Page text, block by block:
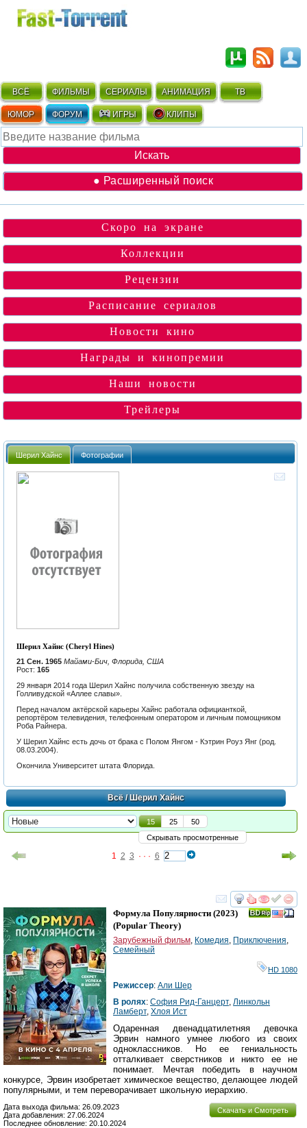
ВСЁ ФИЛЬМЫ СЕРИАЛЫ АНИМАЦИЯ ТВ
ЮМОР ФОРУМ ИГРЫ КЛИПЫ
● Расширенный поиск
Скоро на экране
Коллекции
Рецензии
Расписание сериалов
Новости кино
Награды и кинопремии
Наши новости
Трейлеры
Шерил Хайнс Фотографии
Шерил Хайнс (Cheryl Hines)
21 Сен. 1965 Майами-Бич, Флорида, США
Рост: 165
29 января 2014 года Шерил Хайнс получила собственную звезду на
Голливудской «Аллее славы».
Перед началом актёрской карьеры Хайнс работала официанткой,
репортёром телевидения, телефонным оператором и личным помощником
Роба Райнера.
У Шерил Хайнс есть дочь от брака с Полом Янгом - Кэтрин Роуз Янг (род.
08.03.2004).
Окончила Университет штата Флорида.
Всё/ Шерил Хайнс
15 25
50
Скрывать просмотренные
1 2 3 · · · 6
смотреть
Формула Популярности (2023)
(Popular Theory)
Зарубежный фильм Комедия Приключения
Семейный
HD 1080
Режиссер: Али Шер
В ролях: София Рид-Ганцерт, Линкольн
Ламберт, Хлоя Ист
Одаренная двенадцатилетняя девочка
Эрвин намного умнее любого из своих
одноклассников. Но ее гениальность
отталкивает сверстников и никто ее не
понимает. Мечтая победить в научном
конкурсе, Эрвин изобретает химическое вещество, делающее людей
популярными, и тем переворачивает школьную иерархию.
Скачать и Смотреть
Дата выхода фильма: 26.09.2023
Дата добавления: 27.06.2024
Последнее обновление: 20.10.2024